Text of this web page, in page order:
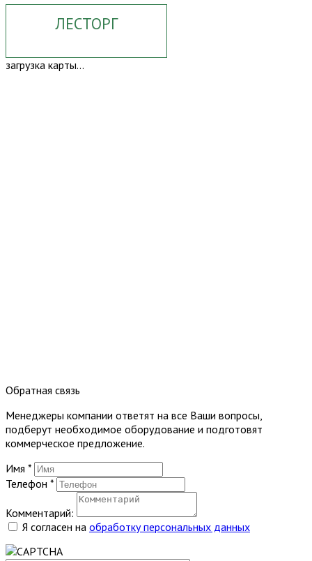
ЛЕСТОРГ
загрузка карты...
Обратная связь
Менеджеры компании ответят на все Ваши вопросы,
подберут необходимое оборудование и подготовят
коммерческое предложение.
Имя *
Телефон *
Комментарий:
Я согласен на обработку персональных данных